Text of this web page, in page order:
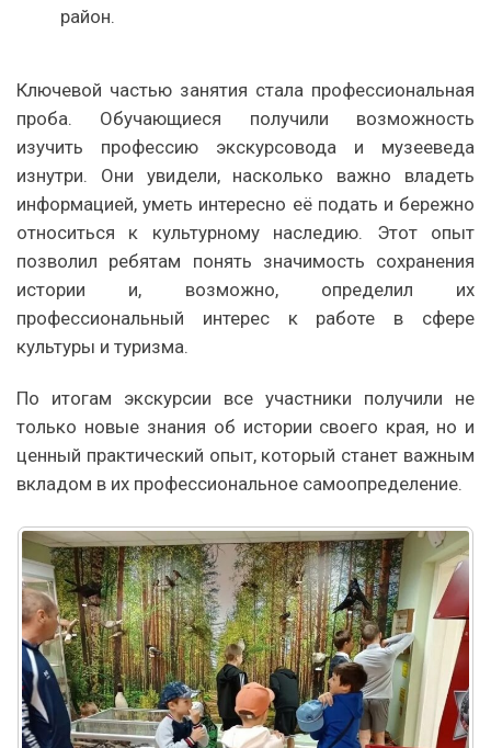
район.
Ключевой частью занятия стала профессиональная
проба. Обучающиеся получили возможность
изучить профессию экскурсовода и музееведа
изнутри. Они увидели, насколько важно владеть
информацией, уметь интересно её подать и бережно
относиться к культурному наследию. Этот опыт
позволил ребятам понять значимость сохранения
истории и, возможно, определил их
профессиональный интерес к работе в сфере
культуры и туризма.
По итогам экскурсии все участники получили не
только новые знания об истории своего края, но и
ценный практический опыт, который станет важным
вкладом в их профессиональное самоопределение.